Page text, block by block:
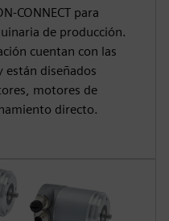
CONNECT para
de producción.
cuentan con las
están diseñados
motores de
directo.